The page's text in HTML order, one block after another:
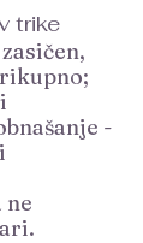
v trike
-
ne